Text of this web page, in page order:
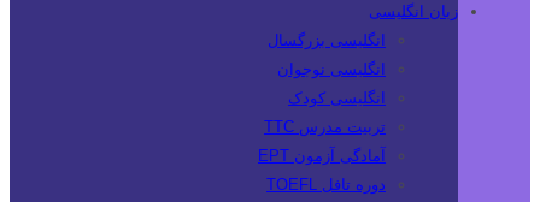
زبان انگلیسی
انگلیسی بزرگسال
انگلیسی نوجوان
انگلیسی کودک
تربیت مدرس TTC
آمادگی آزمون EPT
دوره تافل TOEFL